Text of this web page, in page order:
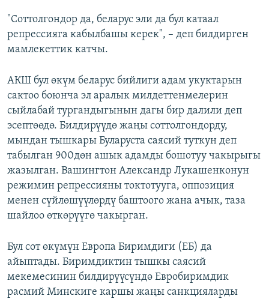
"Соттолгондор да, беларус эли да бул катаал
репрессияга кабылбашы керек", – деп билдирген
мамлекеттик катчы.
АКШ бул өкүм беларус бийлиги адам укуктарын
сактоо боюнча эл аралык милдеттенмелерин
сыйлабай тургандыгынын дагы бир далили деп
эсептөөдө. Билдирүүдө жаңы соттолгондорду,
мындан тышкары Буларуста саясий туткун деп
табылган 900дөн ашык адамды бошотуу чакырыгы
жазылган. Вашингтон Александр Лукашенконун
режимин репрессияны токтотууга, оппозиция
менен сүйлөшүүлөрдү баштоого жана ачык, таза
шайлоо өткөрүүгө чакырган.
Бул сот өкүмүн Европа Биримдиги (ЕБ) да
айыптады. Биримдиктин тышкы саясий
мекемесинин билдирүүсүндө Евробиримдик
расмий Минскиге каршы жаңы санкцияларды